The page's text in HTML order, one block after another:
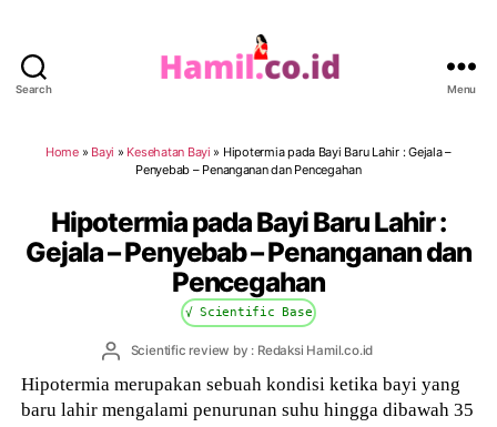
Search Menu
Home» Bayi » Kesehatan Bayi » Hipotermia pada Bayi Baru Lahir : Gejala –
Penyebab – Penanganan dan Pencegahan
Hipotermia pada Bayi Baru Lahir :
Gejala – Penyebab – Penanganan dan
Pencegahan
√ Scientific Base
PostScientific review by : Redaksi Hamil.co.id
Hipotermia merupakan sebuah kondisi ketika bayi yang
baru lahir mengalami penurunan suhu hingga dibawah 35